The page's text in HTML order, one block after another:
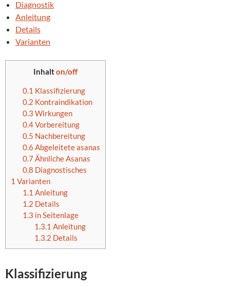
Diagnostik
Anleitung
Details
Varianten
Inhalton/off
0.1 Klassifizierung
0.2 Kontraindikation
0.3 Wirkungen
0.4Vorbereitung
0.5 Nachbereitung
0.6 Abgeleitete asanas
0.7Ähnliche Asanas
0.8 Diagnostisches
1 Varianten
1.1 Anleitung
1.2 Details
1.3 in Seitenlage
1.3.1 Anleitung
1.3.2 Details
Klassifizierung